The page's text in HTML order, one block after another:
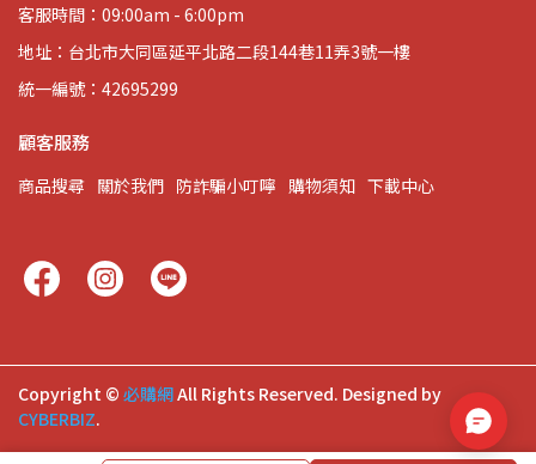
客服時間：09:00am - 6:00pm
地址：台北市大同區延平北路二段144巷11弄3號一樓
統一編號：42695299
顧客服務
商品搜尋 關於我們 防詐騙小叮嚀 購物須知 下載中心
Copyright © 必購網All Rights Reserved. Designed by
CYBERBIZ.